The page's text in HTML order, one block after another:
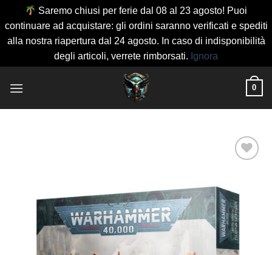
Saremo chiusi per ferie dal 08 al 23 agosto! Puoi
continuare ad acquistare: gli ordini saranno verificati e spediti
alla nostra riapertura dal 24 agosto. In caso di indisponibilità
degli articoli, verrete rimborsati. Ignora
0
dei
desideri